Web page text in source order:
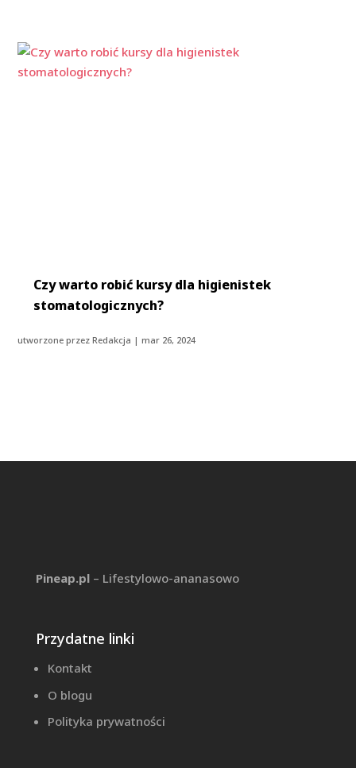
​Czy warto robić kursy dla higienistek
stomatologicznych?
utworzone przezRedakcja |mar 26, 2024
Pineap.pl– Lifestylowo-ananasowo
Przydatne linki
Kontakt
O blogu
Polityka prywatności